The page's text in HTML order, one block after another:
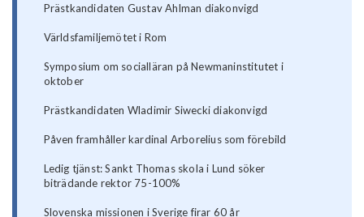
Prästkandidaten Gustav Ahlman diakonvigd
Världsfamiljemötet i Rom
Symposium om socialläran på Newmaninstitutet i
oktober
Prästkandidaten Wladimir Siwecki diakonvigd
Påven framhåller kardinal Arborelius som förebild
Ledig tjänst: Sankt Thomas skola i Lund söker
biträdande rektor 75-100%
Slovenska missionen i Sverige firar 60 år